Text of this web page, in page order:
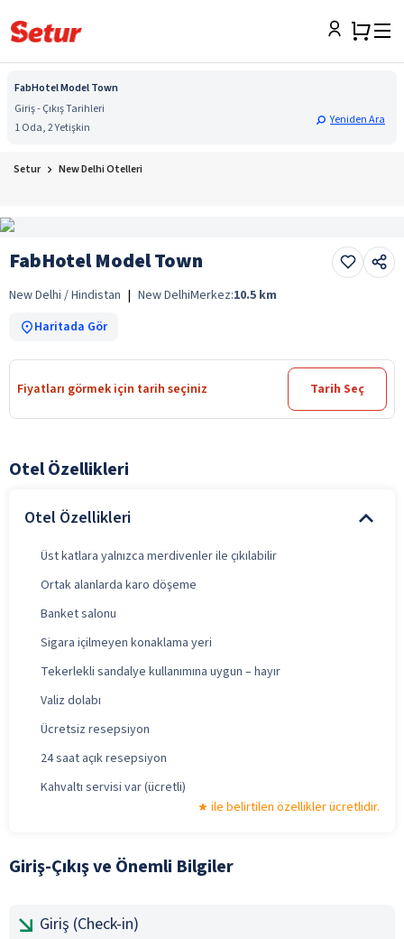
FabHotel Model Town
Giriş - Çıkış Tarihleri
1 Oda, 2 Yetişkin
Yeniden Ara
Setur New Delhi Otelleri
FabHotel Model Town
New Delhi / Hindistan | New DelhiMerkez:10.5 km
Haritada Gör
Fiyatları görmek için tarih seçiniz Tarih Seç
Otel Özellikleri
Otel Özellikleri
Üst katlara yalnızca merdivenler ile çıkılabilir
Ortak alanlarda karo döşeme
Banket salonu
Sigara içilmeyen konaklama yeri
Tekerlekli sandalye kullanımına uygun – hayır
Valiz dolabı
Ücretsiz resepsiyon
24 saat açık resepsiyon
Kahvaltı servisi var (ücretli)
ile belirtilen özellikler ücretlidir.
Giriş-Çıkış ve Önemli Bilgiler
Giriş (Check-in)